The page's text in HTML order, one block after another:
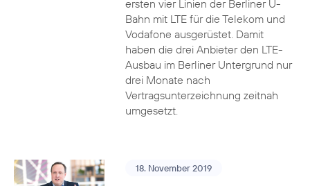
ersten vier Linien der Berliner U-
Bahn mit LTE für die Telekom und
Vodafone ausgerüstet. Damit
haben die drei Anbieter den LTE-
Ausbau im Berliner Untergrund nur
drei Monate nach
Vertragsunterzeichnung zeitnah
umgesetzt.
18. November 2019